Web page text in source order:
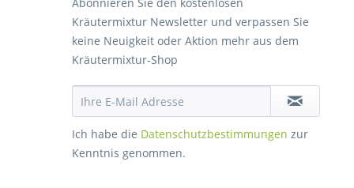
Kräutermixtur Newsletter und verpassen Sie
keine Neuigkeit oder Aktion mehr aus dem
Kräutermixtur-Shop
Ich habe die Datenschutzbestimmungen zur
Kenntnis genommen.